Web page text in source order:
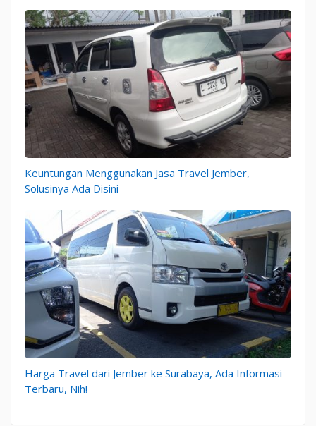
Keuntungan Menggunakan Jasa Travel Jember,
Solusinya Ada Disini
Harga Travel dari Jember ke Surabaya, Ada Informasi
Terbaru, Nih!